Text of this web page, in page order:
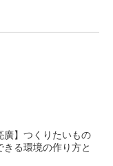
廣】つくりたいもの
きる環境の作り方と